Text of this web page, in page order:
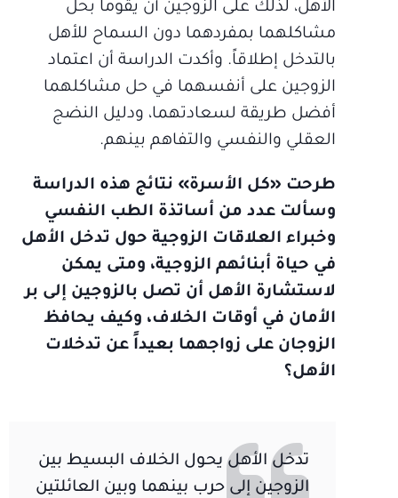
الأهل، لذلك على الزوجين أن يقوما بحل
مشاكلهما بمفردهما دون السماح للأهل
بالتدخل إطلاقاً. وأكدت الدراسة أن اعتماد
الزوجين على أنفسهما في حل مشاكلهما
أفضل طريقة لسعادتهما، ودليل النضج
العقلي والنفسي والتفاهم بينهم.
طرحت «كل الأسرة» نتائج هذه الدراسة
وسألت عدد من أساتذة الطب النفسي
وخبراء العلاقات الزوجية حول تدخل الأهل
في حياة أبنائهم الزوجية، ومتى يمكن
لاستشارة الأهل أن تصل بالزوجين إلى بر
الأمان في أوقات الخلاف، وكيف يحافظ
الزوجان على زواجهما بعيداً عن تدخلات
الأهل؟
تدخل الأهل يحول الخلاف البسيط بين
الزوجين إلى حرب بينهما وبين العائلتين